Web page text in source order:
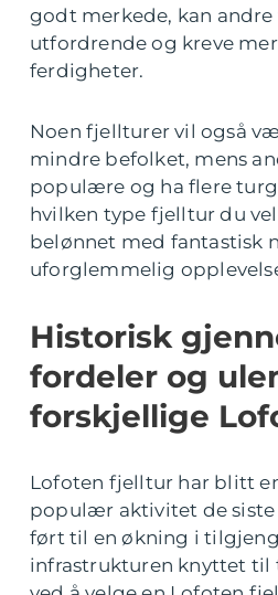
godt merkede, kan
utfordrende og kreve
ferdigheter.
Noen fjellturer vil også
mindre befolket, mens
populære og ha flere
hvilken type fjelltur du
belønnet med fantastisk
uforglemmelig
Historisk
fordeler og
forskjellige
Lofoten fjelltur har blitt
populær aktivitet de siste
ført til en økning i
infrastrukturen knyttet til